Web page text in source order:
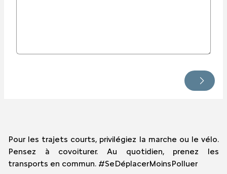
Pour les trajets courts, privilégiez la marche ou le vélo.
Pensez à covoiturer. Au quotidien, prenez les
transports en commun. #SeDéplacerMoinsPolluer